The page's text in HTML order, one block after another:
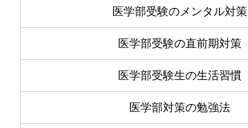
医学部受験のメンタル対策
医学部受験の直前期対策
医学部受験生の生活習慣
医学部対策の勉強法